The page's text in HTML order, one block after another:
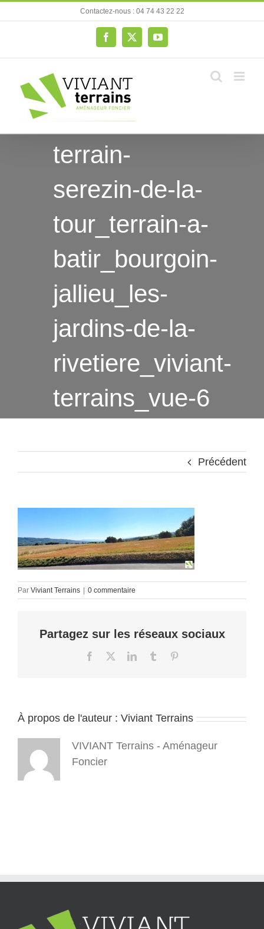
au
Contactez-nous : 04 74 43 22 22
Facebook
X YouTube
terrain-
serezin-de-la-
tour_terrain-a-
batir_bourgoin-
jallieu_les-
jardins-de-la-
rivetiere_viviant-
terrains_vue-6
Précédent
Par Viviant Terrains 0 commentaire
Partagez sur les réseaux sociaux
Facebook LinkedInTumblr
À propos de l'auteur : Viviant Terrains
VIVIANT Terrains - Aménageur
Foncier